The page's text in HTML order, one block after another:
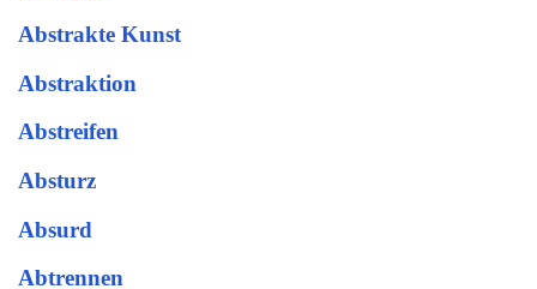
Abstrakte Kunst
Abstraktion
Abstreifen
Absturz
Absurd
Abtrennen